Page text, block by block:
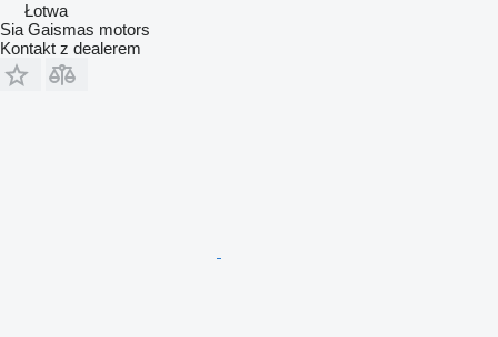
Łotwa
Sia Gaismas motors
Kontakt z dealerem